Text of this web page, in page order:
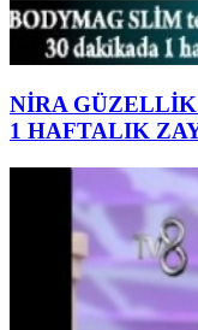
NİRA
1 HAFTALIK